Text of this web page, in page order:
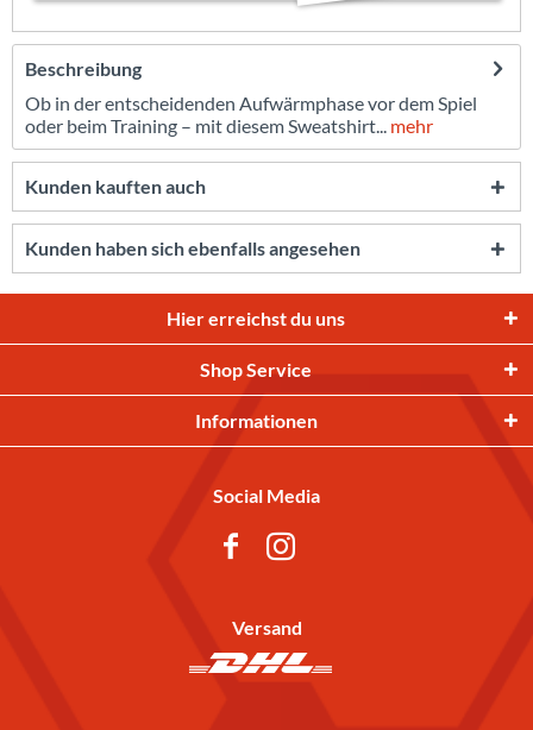
Beschreibung
Ob in der entscheidenden Aufwärmphase vor dem Spiel
oder beim Training – mit diesem Sweatshirt... mehr
Kunden kauften auch
Kunden haben sich ebenfalls angesehen
Hier erreichst du uns
Shop Service
Informationen
Social Media
Versand